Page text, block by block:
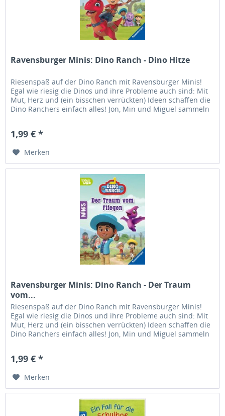
Ravensburger Minis: Dino Ranch - Dino Hitze
Riesenspaß auf der Dino Ranch mit Ravensburger Minis!
Egal wie riesig die Dinos und ihre Probleme auch sind: Mit
Mut, Herz und (ein bisschen verrückten) Ideen schaffen die
Dino Ranchers einfach alles! Jon, Min und Miguel sammeln
1,99 € *
Merken
Ravensburger Minis: Dino Ranch - Der Traum
vom...
Riesenspaß auf der Dino Ranch mit Ravensburger Minis!
Egal wie riesig die Dinos und ihre Probleme auch sind: Mit
Mut, Herz und (ein bisschen verrückten) Ideen schaffen die
Dino Ranchers einfach alles! Jon, Min und Miguel sammeln
1,99 € *
Merken